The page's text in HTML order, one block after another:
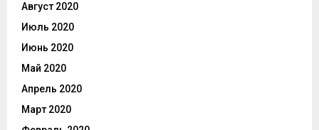
Август 2020
Июль 2020
Июнь 2020
Май 2020
Апрель 2020
Март 2020